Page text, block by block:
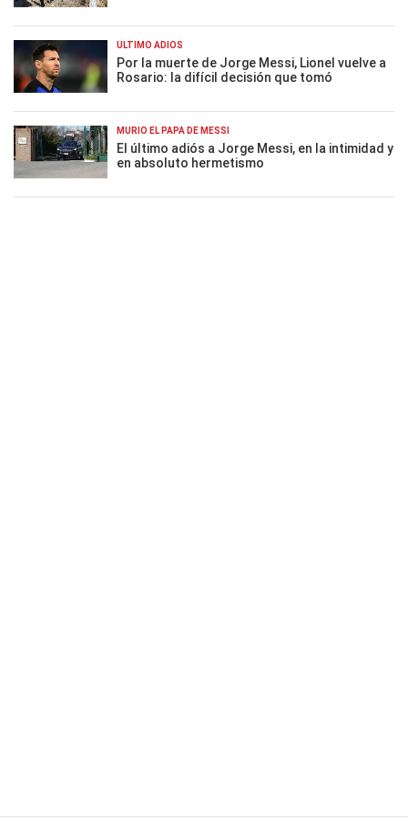
ÚLTIMO ADIÓS
Por la muerte de Jorge Messi, Lionel vuelve a
Rosario: la difícil decisión que tomó
MURIÓ EL PAPÁ DE MESSI
El último adiós a Jorge Messi, en la intimidad y
en absoluto hermetismo